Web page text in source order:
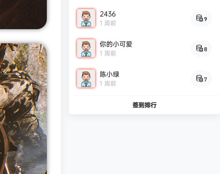
2436
1 周前 9
你的小可爱
1 周前 8
陈小绿
1 周前 7
签到排行